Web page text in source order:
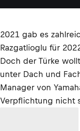
2021 gab es
Razgatlioglu für
Doch der Türke
unter Dach und
Manager von
Verpflichtung nicht